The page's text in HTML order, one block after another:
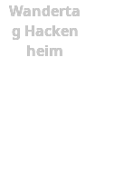
Wanderta
g Hacken
heim